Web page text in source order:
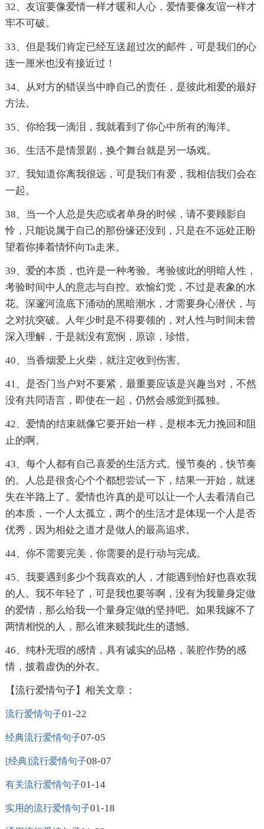
32、友谊要像爱情一样才暖和人心，爱情要像友谊一样才
牢不可破。
33、但是我们肯定已经互送超过次的邮件，可是我们的心
连一厘米也没有接近过！
34、从对方的错误当中睁自己的责任，是彼此相爱的最好
方法。
35、你给我一滴泪，我就看到了你心中所有的海洋。
36、生活不是情景剧，换个舞台就是另一场戏。
37、我知道你离我很远，可是我们有爱，我相信我们会在
一起。
38、当一个人总是失恋或者单身的时候，请不要顾影自
怜，只能说属于自己的那份缘还没到，只是在不远处正盼
望着你捧着情怀向Ta走来。
39、爱的本质，也许是一种考验。考验彼此的明暗人性，
考验时间中人的意志与自控。欢愉幻觉，不过是表象的水
花。深邃河流底下涌动的黑暗潮水，才需要身心潜伏，与
之对抗突破。人年少时是不得要领的，对人性与时间未曾
深入理解，于是就没有宽悯，原谅，珍惜。
40、当香烟爱上火柴，就注定收到伤害。
41、是否门当户对不要紧，最重要应该是兴趣当对，不然
没有共同语言，即使在一起，仍然会感觉到孤独。
42、爱情的结束就像它要开始一样，是根本无力挽回和阻
止的啊。
43、每个人都有自己喜爱的生活方式。慢节奏的，快节奏
的。人总是很贪心个个都想尝试一下，结果一开始，就迷
失在半路上了。爱情也许真的是可以让一个人去看清自己
的本质，一个人太孤立，两个的生活才是体现一个人是否
优秀，因为相处之道才是做人的最高追求。
44、你不需要完美，你需要的是行动与完成。
45、我要遇到多少个我喜欢的人，才能遇到恰好也喜欢我
的人。我不年轻了，可是我也要等啊，没有为我量身定做
的爱情，那么给我一个量身定做的坚持吧。如果我嫁不了
两情相悦的人，那么谁来赎我此生的遗憾。
46、纯朴无瑕的感情，具有诚实的品格，装腔作势的感
情，披着虚伪的外衣。
【流行爱情句子】相关文章：
流行爱情句子01-22
经典流行爱情句子07-05
[经典]流行爱情句子08-07
有关流行爱情句子01-14
实用的流行爱情句子01-18